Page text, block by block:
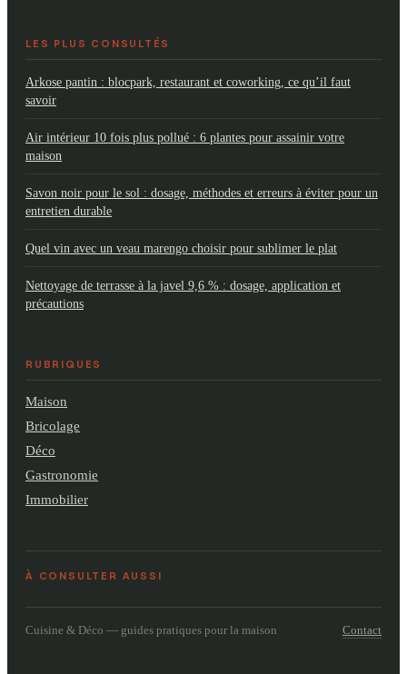
LES PLUS CONSULTÉS
Arkose pantin : blocpark, restaurant et coworking, ce qu’il faut
savoir
Air intérieur 10 fois plus pollué : 6 plantes pour assainir votre
maison
Savon noir pour le sol : dosage, méthodes et erreurs à éviter pour un
entretien durable
Quel vin avec un veau marengo choisir pour sublimer le plat
Nettoyage de terrasse à la javel 9,6 % : dosage, application et
précautions
RUBRIQUES
Maison
Bricolage
Déco
Gastronomie
Immobilier
À CONSULTER AUSSI
Cuisine & Déco — guides pratiques pour la maison Contact